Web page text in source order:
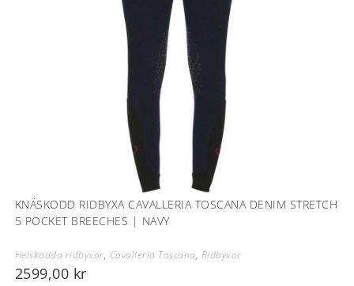
KNÄSKODD RIDBYXA CAVALLERIA TOSCANA DENIM STRETCH
5 POCKET BREECHES | NAVY
Helskodda ridbyxor, Cavalleria Toscana, Ridbyxor
2599,00 kr